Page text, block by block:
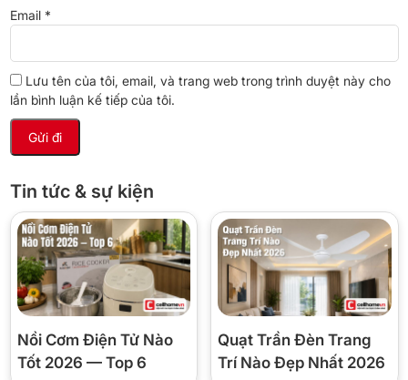
Khay rửa
biệt, khay trên có thiết kế linh hoạt cho phép điều chỉnh chiều
cao, giúp tăng không gian cho khay dưới khi cần thiết, mang lại
sự linh hoạt tối ưu trong việc sắp xếp đồ dùng.
Email *
Lưu tên của tôi, email, và trang web trong trình duyệt này cho
lần bình luận kế tiếp của tôi.
Tin tức & sự kiện
Nồi Cơm Điện Tử Nào
Tốt 2026 — Top 6
Quạt Trần Đèn Trang
Trí Nào Đẹp Nhất 2026